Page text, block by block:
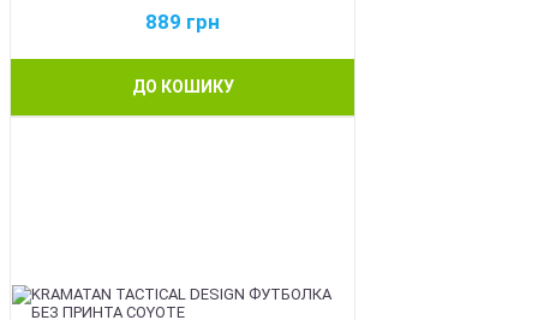
889 грн
ДО КОШИКУ